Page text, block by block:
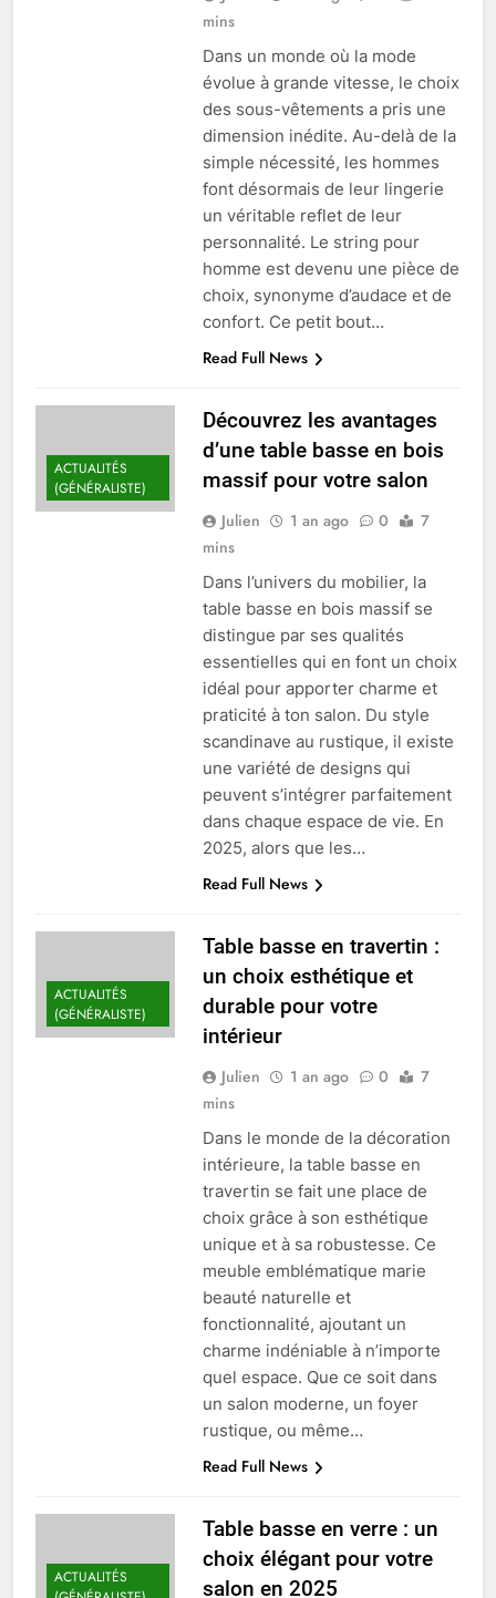
mins
Dans un monde où la mode
évolue à grande vitesse, le choix
des sous-vêtements a pris une
dimension inédite. Au-delà de la
simple nécessité, les hommes
font désormais de leur lingerie
un véritable reflet de leur
personnalité. Le string pour
homme est devenu une pièce de
choix, synonyme d’audace et de
confort. Ce petit bout…
Read Full News
ACTUALITÉS
(GÉNÉRALISTE)
Découvrez les avantages
d’une table basse en bois
massif pour votre salon
Julien 1 an ago 0
7
mins
Dans l’univers du mobilier, la
table basse en bois massif se
distingue par ses qualités
essentielles qui en font un choix
idéal pour apporter charme et
praticité à ton salon. Du style
scandinave au rustique, il existe
une variété de designs qui
peuvent s’intégrer parfaitement
dans chaque espace de vie. En
2025, alors que les…
Read Full News
ACTUALITÉS
(GÉNÉRALISTE)
Table basse en travertin :
un choix esthétique et
durable pour votre
intérieur
Julien 1 an ago 0
7
mins
Dans le monde de la décoration
intérieure, la table basse en
travertin se fait une place de
choix grâce à son esthétique
unique et à sa robustesse. Ce
meuble emblématique marie
beauté naturelle et
fonctionnalité, ajoutant un
charme indéniable à n’importe
quel espace. Que ce soit dans
un salon moderne, un foyer
rustique, ou même…
Read Full News
ACTUALITÉS
Table basse en verre : un
choix élégant pour votre
salon en 2025